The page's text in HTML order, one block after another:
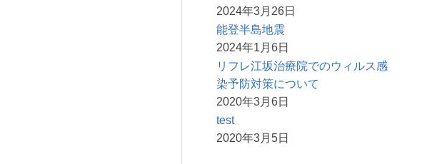
2024年3月26日
能登半島地震
2024年1月6日
リフレ江坂治療院でのウィルス感
染予防対策について
2020年3月6日
test
2020年3月5日